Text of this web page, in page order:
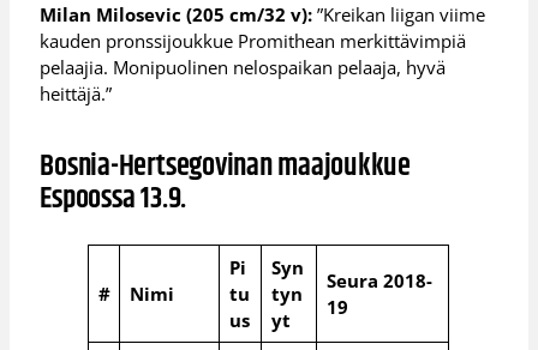
Milan Milosevic (205 cm/32 v): ”Kreikan liigan viime
kauden pronssijoukkue Promithean merkittävimpiä
pelaajia. Monipuolinen nelospaikan pelaaja, hyvä
heittäjä.”
Bosnia-Hertsegovinan maajoukkue
Espoossa 13.9.
# Nimi
Pi
tu
us
Syn
tyn
yt
Seura 2018-
19